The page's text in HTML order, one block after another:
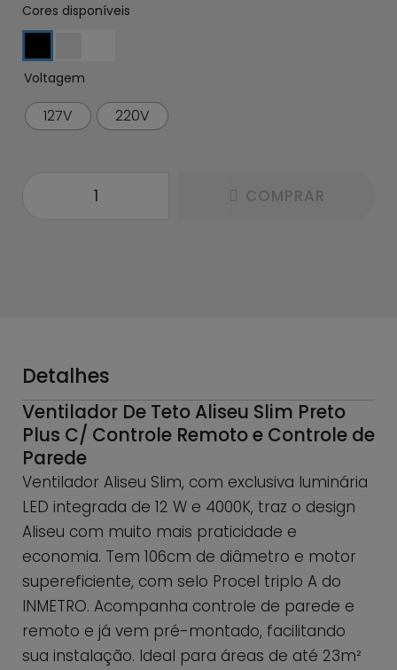
Cores disponíveis
Voltagem
127V 220V
COMPRAR
Detalhes
Ventilador De Teto Aliseu Slim Preto
Plus C/ Controle Remoto e Controle de
Parede
Ventilador Aliseu Slim, com exclusiva luminária
LED integrada de 12 W e 4000K, traz o design
Aliseu com muito mais praticidade e
economia. Tem 106cm de diâmetro e motor
supereficiente, com selo Procel triplo A do
INMETRO. Acompanha controle de parede e
remoto e já vem pré-montado, facilitando
sua instalação. Ideal para áreas de até 23m²